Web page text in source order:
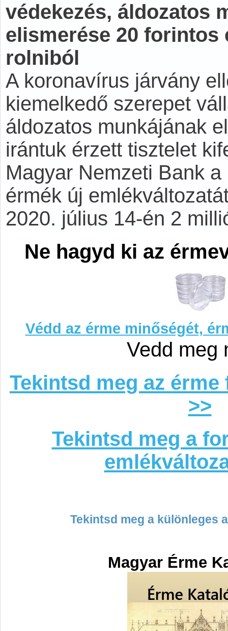
védekezés, áldozatos
elismerése 20 forintos
rolniból
A koronavírus járvány
kiemelkedő szerepet
áldozatos munkájának
irántuk érzett tisztelet
Magyar Nemzeti Bank
érmék új
2020. július 14-én 2
Ne hagyd ki az
Védd az érme minőségét,
Vedd meg
Tekintsd meg az
>>
Tekintsd meg a
Tekintsd meg a különleges
Magyar Érme